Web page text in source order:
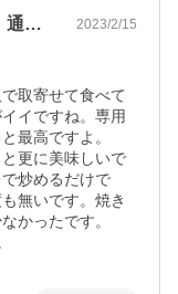
九州旅行で初めて食べて虜になり、通販で… 2023/2/15
取寄せて食べて
イですね。専用
と最高ですよ。
更に美味しいで
炒めるだけで
無いです。焼き
なかったです。